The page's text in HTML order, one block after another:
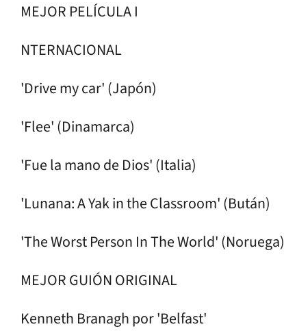
MEJOR PELÍCULA I
NTERNACIONAL
'Drive my car' (Japón)
'Flee' (Dinamarca)
'Fue la mano de Dios' (Italia)
'Lunana: A Yak in the Classroom' (Bután)
'The Worst Person In The World' (Noruega)
MEJOR GUIÓN ORIGINAL
Kenneth Branagh por 'Belfast'